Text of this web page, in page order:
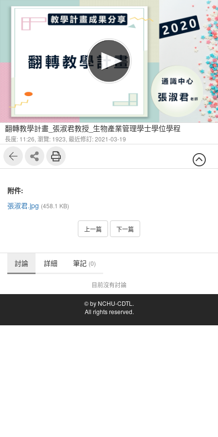
翻轉教學計畫_張淑君教授_生物產業管理學士學位學程
長度: 11:26, 瀏覽: 1923, 最近修訂: 2021-03-19
附件:
張淑君.jpg (458.1 KB)
上一篇 下一篇
討論 詳細 筆記 (0)
目前沒有討論
© by NCHU-CDTL.
All rights reserved.